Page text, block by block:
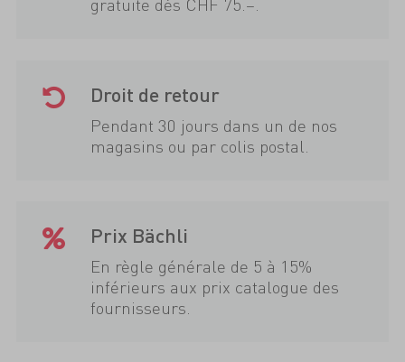
Droit de retour
Pendant 30 jours dans un de nos
magasins ou par colis postal.
Prix Bächli
En règle générale de 5 à 15%
inférieurs aux prix catalogue des
fournisseurs.